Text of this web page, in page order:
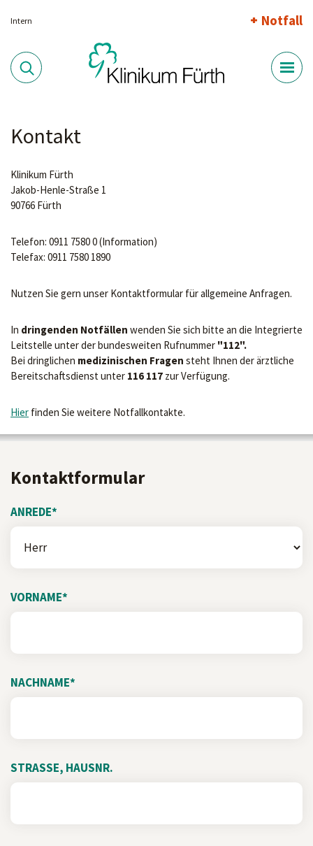
Intern Notfall
Kontakt
Klinikum Fürth
Jakob-Henle-Straße 1
90766 Fürth
Telefon: 0911 7580 0 (Information)
Telefax: 0911 7580 1890
Nutzen Sie gern unser Kontaktformular für allgemeine Anfragen.
In dringenden Notfällen wenden Sie sich bitte an die Integrierte
Leitstelle unter der bundesweiten Rufnummer "112".
Bei dringlichen medizinischen Fragen steht Ihnen der ärztliche
Bereitschaftsdienst unter 116 117 zur Verfügung.
Hier finden Sie weitere Notfallkontakte.
Kontaktformular
ANREDE*
VORNAME*
NACHNAME*
STRASSE, HAUSNR.